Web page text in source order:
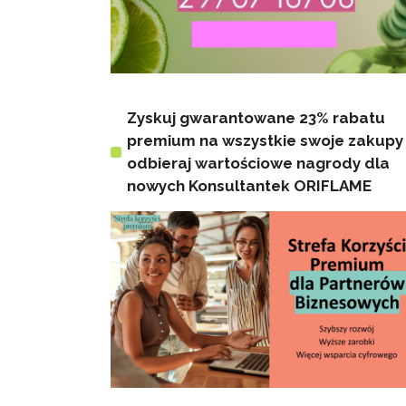
Zyskuj gwarantowane 23% rabatu
premium na wszystkie swoje zakupy
odbieraj wartościowe nagrody dla
nowych Konsultantek ORIFLAME